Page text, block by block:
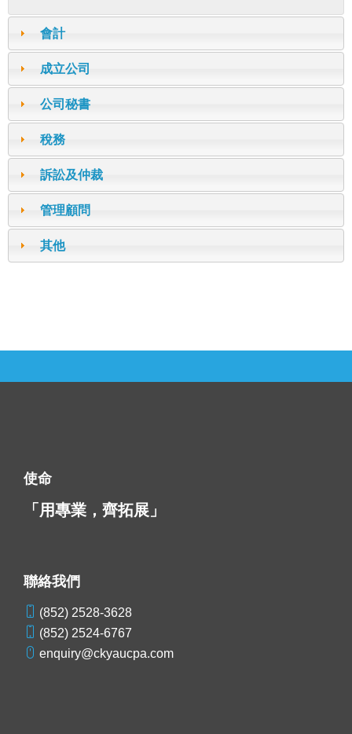
會計
成立公司
公司秘書
稅務
訴訟及仲裁
管理顧問
其他
使命
「用專業，齊拓展」
聯絡我們
(852) 2528-3628
(852) 2524-6767
enquiry@ckyaucpa.com